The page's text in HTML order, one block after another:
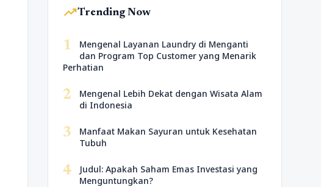
trending_upTrending Now
1
Mengenal Layanan Laundry di Menganti
dan Program Top Customer yang Menarik
Perhatian
2
Mengenal Lebih Dekat dengan Wisata Alam
di Indonesia
3
Manfaat Makan Sayuran untuk Kesehatan
Tubuh
4
Judul: Apakah Saham Emas Investasi yang
Menguntungkan?